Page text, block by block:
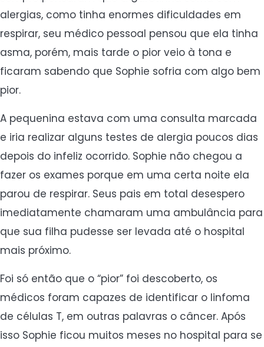
alergias, como tinha enormes dificuldades em
respirar, seu médico pessoal pensou que ela tinha
asma, porém, mais tarde o pior veio à tona e
ficaram sabendo que Sophie sofria com algo bem
pior.
A pequenina estava com uma consulta marcada
e iria realizar alguns testes de alergia poucos dias
depois do infeliz ocorrido. Sophie não chegou a
fazer os exames porque em uma certa noite ela
parou de respirar. Seus pais em total desespero
imediatamente chamaram uma ambulância para
que sua filha pudesse ser levada até o hospital
mais próximo.
Foi só então que o “pior” foi descoberto, os
médicos foram capazes de identificar o linfoma
de células T, em outras palavras o câncer. Após
isso Sophie ficou muitos meses no hospital para se